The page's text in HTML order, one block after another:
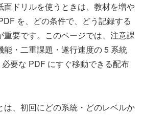
面ドリルを使うときは、教材を増や
を、どの条件で、どう記録する
重要です。このページでは、注意課
能・二重課題・遂行速度の 5 系統
要な PDF にすぐ移動できる配布
は、初回にどの系統・どのレベルか